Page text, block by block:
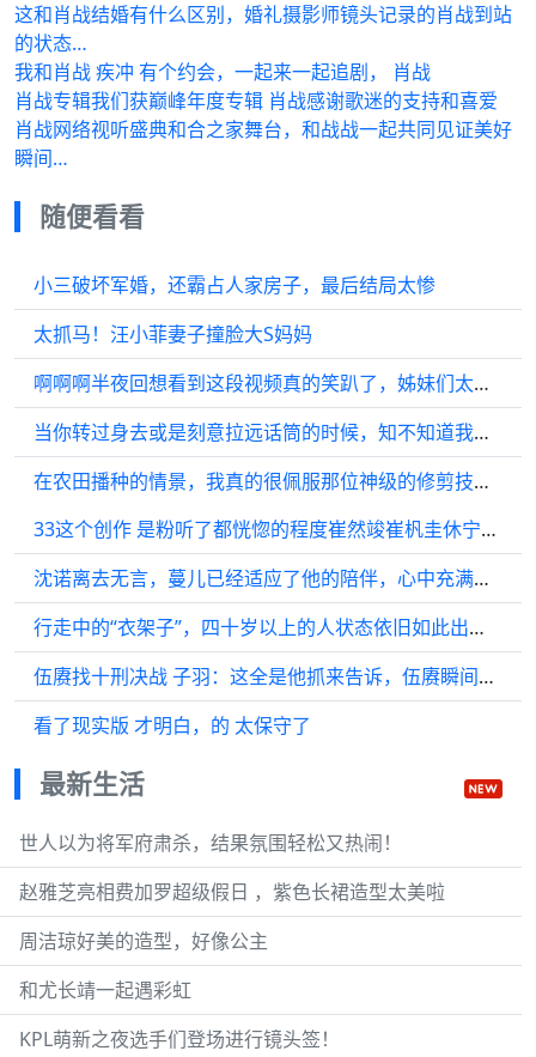
这和肖战结婚有什么区别，婚礼摄影师镜头记录的肖战到站
的状态…
我和肖战 疾冲 有个约会，一起来一起追剧， 肖战
肖战专辑我们获巅峰年度专辑 肖战感谢歌迷的支持和喜爱
肖战网络视听盛典和合之家舞台，和战战一起共同见证美好
瞬间…
随便看看
小三破坏军婚，还霸占人家房子，最后结局太惨
太抓马！汪小菲妻子撞脸大S妈妈
啊啊啊半夜回想看到这段视频真的笑趴了，姊妹们太敢了
当你转过身去或是刻意拉远话筒的时候，知不知道我的心都要碎了?
在农田播种的情景，我真的很佩服那位神级的修剪技术！
33这个创作 是粉听了都恍惚的程度崔然竣崔杋圭休宁凯崔然竣
沈诺离去无言，蔓儿已经适应了他的陪伴，心中充满失落
行走中的“衣架子”，四十岁以上的人状态依旧如此出色，气质方面把握得非常棒！
伍赓找十刑决战 子羽：这全是他抓来告诉，伍赓瞬间秒懂
看了现实版 才明白，的 太保守了
最新生活
世人以为将军府肃杀，结果氛围轻松又热闹！
赵雅芝亮相费加罗超级假日 ，紫色长裙造型太美啦
周洁琼好美的造型，好像公主
和尤长靖一起遇彩虹
KPL萌新之夜选手们登场进行镜头签！